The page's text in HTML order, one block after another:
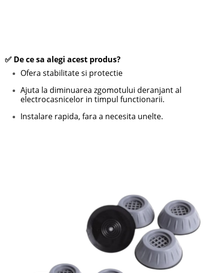
✅ De ce sa alegi acest produs?
Ofera stabilitate si protectie
Ajuta la diminuarea zgomotului deranjantal
electrocasnicelor in timpul functionarii.
Instalare rapida, fara a necesita unelte.